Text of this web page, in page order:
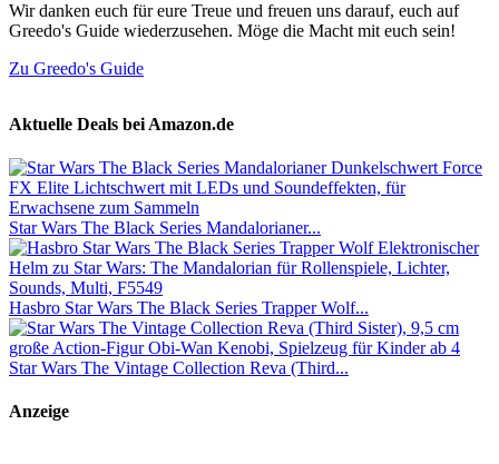
Wir danken euch für eure Treue und freuen uns darauf, euch auf
Greedo's Guide wiederzusehen. Möge die Macht mit euch sein!
Zu Greedo's Guide
Aktuelle Deals bei Amazon.de
Star Wars The Black Series Mandalorianer...
Hasbro Star Wars The Black Series Trapper Wolf...
Star Wars The Vintage Collection Reva (Third...
Anzeige